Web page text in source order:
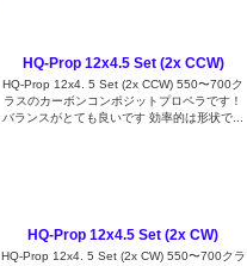
HQ-Prop 12x4.5 Set (2x CCW)
HQ-Prop 12x4. 5 Set (2x CCW) 550〜700ク
ラスのカーボンコンポジットプロペラです！
バランスがとても良いです 効率的は形状で...
HQ-Prop 12x4.5 Set (2x CW)
HQ-Prop 12x4. 5 Set (2x CW) 550〜700クラ